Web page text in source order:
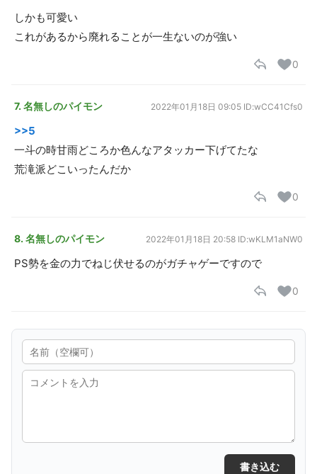
しかも可愛い
これがあるから廃れることが一生ないのが強い
0
7. 名無しのパイモン 2022年01月18日 09:05 ID:wCC41Cfs0
>>5
一斗の時甘雨どころか色んなアタッカー下げてたな
荒滝派どこいったんだか
0
8. 名無しのパイモン 2022年01月18日 20:58 ID:wKLM1aNW0
PS勢を金の力でねじ伏せるのがガチャゲーですので
0
書き込む